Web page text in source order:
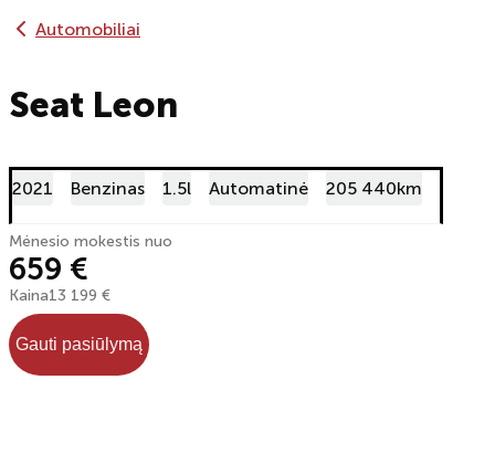
Automobiliai
Seat Leon
2021 Benzinas 1.5l Automatinė 205 440km
Mėnesio mokestis nuo
659 €
Kaina13 199 €
Gauti pasiūlymą